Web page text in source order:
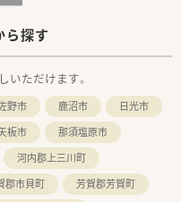
ワークを重視しながら共に成
調剤薬局を展開しており、
した法人です。
はほぼ100％の実績があり、
対応します。
いう実績があり、定着率の高
証明しています。
ら探す
いただけます。
野市 鹿沼市
日光市
板市
那須塩原市
河内郡上三川町
郡市貝町
芳賀郡芳賀町